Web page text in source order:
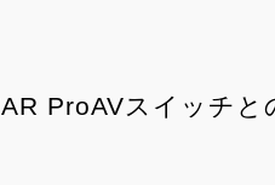
ProAVスイッチと